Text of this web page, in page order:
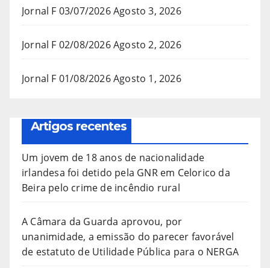
Jornal F 03/07/2026Agosto 3, 2026
Jornal F 02/08/2026Agosto 2, 2026
Jornal F 01/08/2026Agosto 1, 2026
Artigos recentes
Um jovem de 18 anos de nacionalidade
irlandesa foi detido pela GNR em Celorico da
Beira pelo crime de incêndio rural
A Câmara da Guarda aprovou, por
unanimidade, a emissão do parecer favorável
de estatuto de Utilidade Pública para o NERGA